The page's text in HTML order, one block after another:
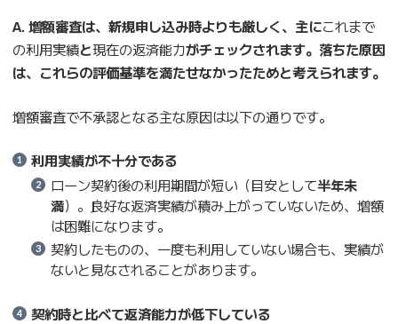
A. 増額審査は、新規申し込み時よりも厳しく、主にこれまで
の利用実績と現在の返済能力がチェックされます。落ちた原因
は、これらの評価基準を満たせなかったためと考えられます。
増額審査で不承認となる主な原因は以下の通りです。
利用実績が不十分である
ローン契約後の利用期間が短い（目安として半年未
満）。良好な返済実績が積み上がっていないため、増額
は困難になります。
契約したものの、一度も利用していない場合も、実績が
ないと見なされることがあります。
契約時と比べて返済能力が低下している